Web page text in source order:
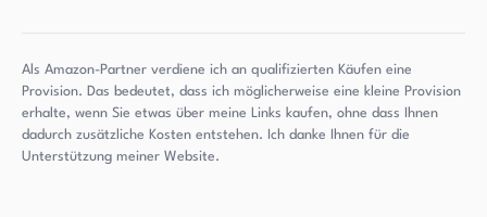
Als Amazon-Partner verdiene ich an qualifizierten Käufen eine
Provision. Das bedeutet, dass ich möglicherweise eine kleine Provision
erhalte, wenn Sie etwas über meine Links kaufen, ohne dass Ihnen
dadurch zusätzliche Kosten entstehen. Ich danke Ihnen für die
Unterstützung meiner Website.